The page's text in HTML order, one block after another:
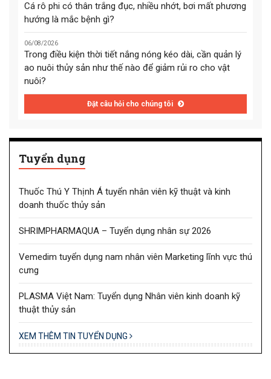
Cá rô phi có thân trắng đục, nhiều nhớt, bơi mất phương
hướng là mắc bệnh gì?
06/08/2026
Trong điều kiện thời tiết nắng nóng kéo dài, cần quản lý
ao nuôi thủy sản như thế nào để giảm rủi ro cho vật
nuôi?
Đặt câu hỏi cho chúng tôi
Tuyển dụng
Thuốc Thú Y Thịnh Á tuyển nhân viên kỹ thuật và kinh
doanh thuốc thủy sản
SHRIMPHARMAQUA – Tuyển dụng nhân sự 2026
Vemedim tuyển dụng nam nhân viên Marketing lĩnh vực thú
cưng
PLASMA Việt Nam: Tuyển dụng Nhân viên kinh doanh kỹ
thuật thủy sản
XEM THÊM TIN TUYỂN DỤNG